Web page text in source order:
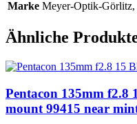
Marke Meyer-Optik-Görlitz,
Ähnliche
Pentacon 135mm f2.8
mount 99415 near